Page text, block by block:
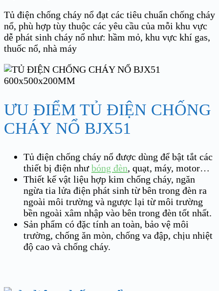
Tủ điện chống cháy nổ đạt các tiêu chuẩn chống cháy
nổ, phù hợp tùy thuộc các yêu cầu của mỗi khu vực
dễ phát sinh cháy nổ như: hầm mỏ, khu vực khí gas,
thuốc nổ, nhà máy
ƯU ĐIỂM TỦ ĐIỆN CHỐNG
CHÁY NỔ BJX51
Tủ điện chống cháy nổ được dùng để bật tắt các
thiết bị điện nhưbóng đèn, quạt, máy, motor…
Thiết kế vật liệu hợp kim chống cháy, ngăn
ngừa tia lửa điện phát sinh từ bên trong đèn ra
ngoài môi trường và ngược lại từ môi trường
bền ngoài xâm nhập vào bên trong đèn tốt nhất.
Sản phẩm có đặc tính an toàn, bảo vệ môi
trường, chống ăn mòn, chống va đập, chịu nhiệt
độ cao và chống cháy.